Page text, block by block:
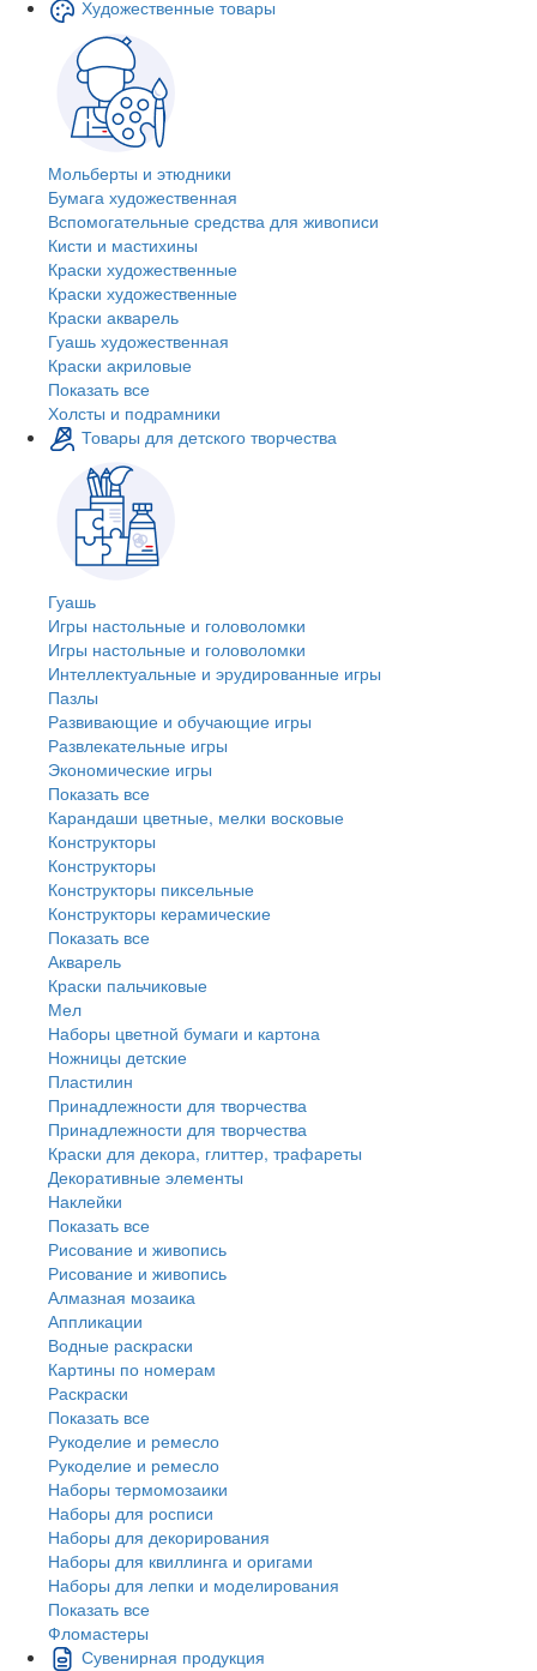
Художественные товары
Мольберты и этюдники
Бумага художественная
Вспомогательные средства для живописи
Кисти и мастихины
Краски художественные
Краски художественные
Краски акварель
Гуашь художественная
Краски акриловые
Показать все
Холсты и подрамники
Товары для детского творчества
Гуашь
Игры настольные и головоломки
Игры настольные и головоломки
Интеллектуальные и эрудированные игры
Пазлы
Развивающие и обучающие игры
Развлекательные игры
Экономические игры
Показать все
Карандаши цветные, мелки восковые
Конструкторы
Конструкторы
Конструкторы пиксельные
Конструкторы керамические
Показать все
Акварель
Краски пальчиковые
Мел
Наборы цветной бумаги и картона
Ножницы детские
Пластилин
Принадлежности для творчества
Принадлежности для творчества
Краски для декора, глиттер, трафареты
Декоративные элементы
Наклейки
Показать все
Рисование и живопись
Рисование и живопись
Алмазная мозаика
Аппликации
Водные раскраски
Картины по номерам
Раскраски
Показать все
Рукоделие и ремесло
Рукоделие и ремесло
Наборы термомозаики
Наборы для росписи
Наборы для декорирования
Наборы для квиллинга и оригами
Наборы для лепки и моделирования
Показать все
Фломастеры
Сувенирная продукция